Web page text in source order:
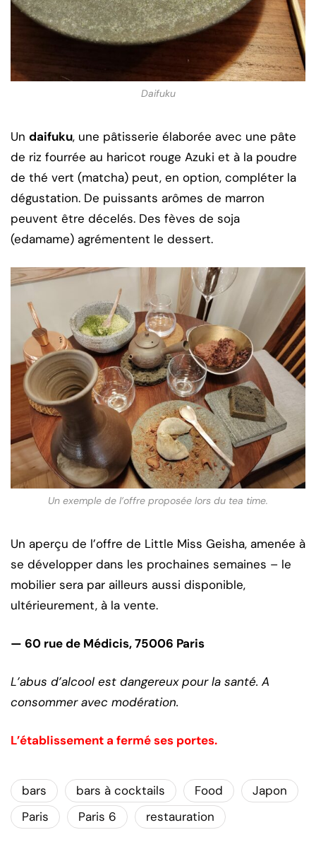
Daifuku
Un daifuku, une pâtisserie élaborée avec une pâte
de riz fourrée au haricot rouge Azuki et à la poudre
de thé vert (matcha) peut, en option, compléter la
dégustation. De puissants arômes de marron
peuvent être décelés. Des fèves de soja
(edamame) agrémentent le dessert.
Un exemple de l’offre proposée lors du tea time.
Un aperçu de l’offre de Little Miss Geisha, amenée à
se développer dans les prochaines semaines – le
mobilier sera par ailleurs aussi disponible,
ultérieurement, à la vente.
— 60 rue de Médicis, 75006 Paris
L’abus d’alcool est dangereux pour la santé. A
consommer avec modération.
L’établissement a fermé ses portes.
bars bars à cocktails Food
Japon
Paris
Paris 6 restauration